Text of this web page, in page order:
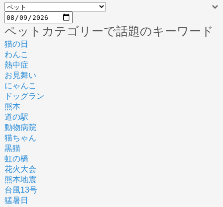
ペットカテゴリーで話題のキーワード
猫の日
わんこ
熱中症
お見舞い
にゃんこ
ドッグラン
熊本
道の駅
動物病院
猫ちゃん
黒猫
虹の橋
花火大会
熊本地震
台風13号
猛暑日